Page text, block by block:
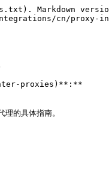
Markdown
cn/proxy-
proxies)**:**
的具体指南。